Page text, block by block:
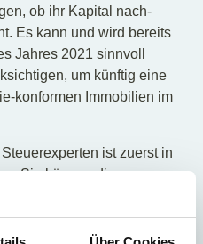
ob ihr Kapital nach-
Es kann und wird bereits
Jahres 2021 sinnvoll
um künftig eine
konformen Immobilien im
ist zuerst in
Sie können die
hier
neuenEU-Taxonomie-
Sie unsere Experten!